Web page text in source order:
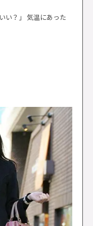
い？」 気温にあった